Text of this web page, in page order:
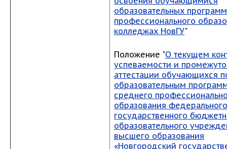
образовательных
профессионального
колледжах НовГУ"
Положение "О текущем
успеваемости и
аттестации обучающихся
образовательным
среднего
образования федерального
государственного
образовательного
высшего образования
«Новгородский